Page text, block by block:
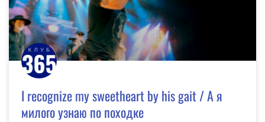
I recognize my sweetheart by his gait / А я
милого узнаю по походке